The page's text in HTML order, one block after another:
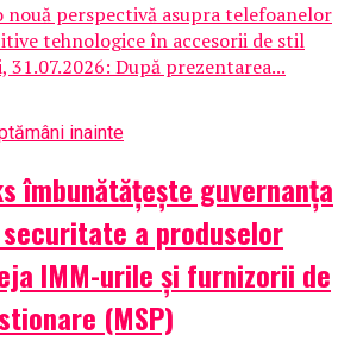
nouă perspectivă asupra telefoanelor
tehnologice în accesorii de stil
31.07.2026: După prezentarea...
inainte
îmbunătățește guvernanța
a produselor
IMM-urile și furnizorii de
(MSP)